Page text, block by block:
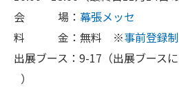
会 場： 幕張メッセ
料 金：無料 ※事前登録制
出展ブース：9-17（出展ブース
）